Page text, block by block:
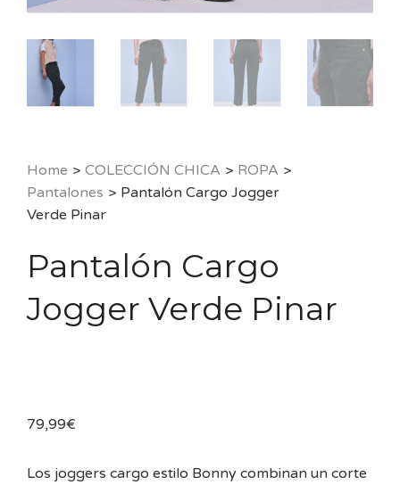
Home > COLECCIÓN CHICA > ROPA >
Pantalones > Pantalón Cargo Jogger
Verde Pinar
Pantalón Cargo
Jogger Verde Pinar
79,99€
Los joggers cargo estilo Bonny combinan un corte